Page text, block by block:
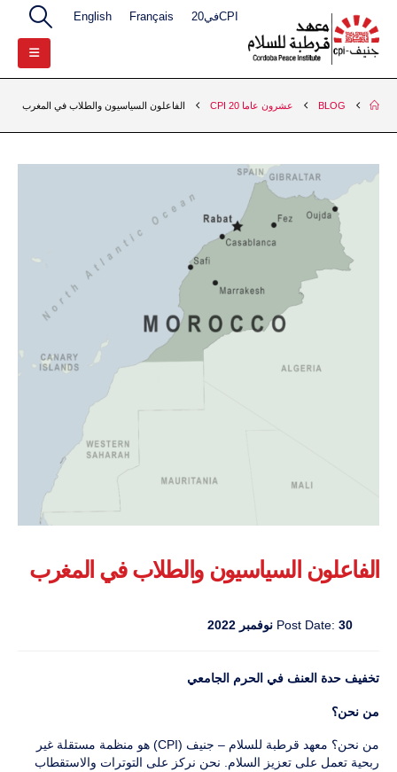
CPIفي20 Français
English
BLOG عشرون عاما 20 CPI الفاعلون السياسيون والطلاب في المغرب
الفاعلون السياسيون والطلاب في المغرب
Post Date: 30 نوفمبر 2022
تخفيف حدة العنف في الحرم الجامعي
من نحن؟
من نحن؟ معهد قرطبة للسلام – جنيف (CPI) هو منظمة مستقلة غير
ربحية تعمل على تعزيز السلام. نحن نركز على التوترات والاستقطاب